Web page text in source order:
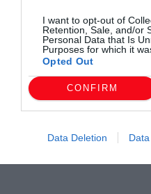
I want to opt-out of
Retention, Sale, and/or
Personal Data that Is
Purposes for which it
Opted Out
CONFIRM
Data Deletion
Συντάχθηκε από:ERKO